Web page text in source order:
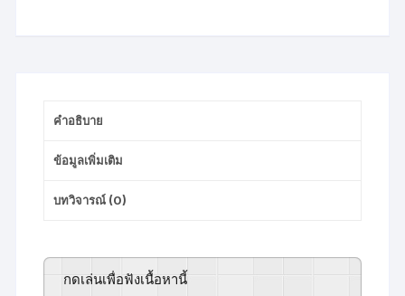
ปั๊ม
HITACHI
P200XX,WM-
P250XX,WM-
คำอธิบาย
ข้อมูลเพิ่มเติม
บทวิจารณ์ (0)
กดเล่นเพื่อฟังเนื้อหานี้